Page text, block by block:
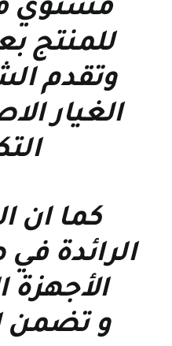
مستوي
للمنتج
وتقدم
الغيار
كما ان
الرائدة
الأجهزة
و تضمن